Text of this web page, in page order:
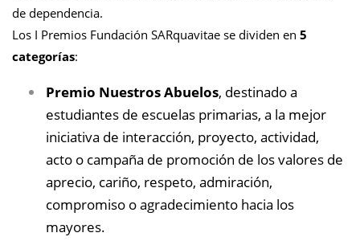
de dependencia.
Los I Premios Fundación SARquavitae se dividen en 5
categorías:
Premio Nuestros Abuelos, destinado a
estudiantes de escuelas primarias, a la mejor
iniciativa de interacción, proyecto, actividad,
acto o campaña de promoción de los valores de
aprecio, cariño, respeto, admiración,
compromiso o agradecimiento hacia los
mayores.